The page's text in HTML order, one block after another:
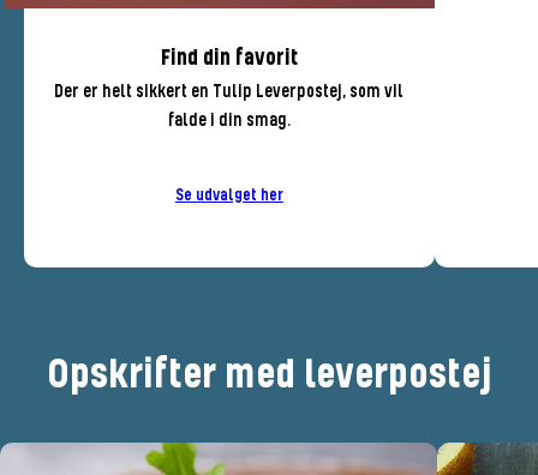
Find din favorit
Der er helt sikkert en Tulip Leverpostej, som vil
falde i din smag.
Se udvalget her
Opskrifter med leverpostej